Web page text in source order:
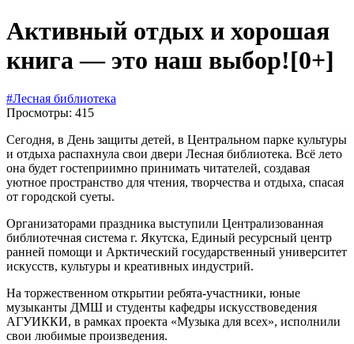
Активный отдых и хорошая
книга — это наш выбор![0+]
#Лесная библиотека
Просмотры: 415
Сегодня, в День защиты детей, в Центральном парке культуры
и отдыха распахнула свои двери Лесная библиотека. Всё лето
она будет гостеприимно принимать читателей, создавая
уютное пространство для чтения, творчества и отдыха, спасая
от городской суеты.
Организаторами праздника выступили Централизованная
библиотечная система г. Якутска, Единый ресурсный центр
ранней помощи и Арктический государственный университет
искусств, культуры и креативных индустрий.
На торжественном открытии ребята-участники, юные
музыканты ДМШ и студенты кафедры искусствоведения
АГУИККИ, в рамках проекта «Музыка для всех», исполнили
свои любимые произведения.